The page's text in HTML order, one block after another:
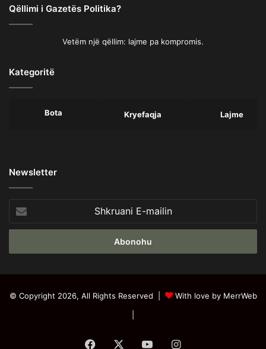
Qëllimi i Gazetës Politika?
Vetëm një qëllim: lajme pa kompromis.
Kategoritë
Bota Kryefaqja Lajme
Newsletter
E-
mailin
© Copyright 2026, All Rights Reserved |
With love by MerrWeb
Facebook YouTubeInstagram